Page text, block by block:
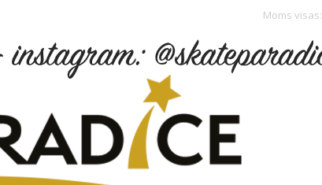
Moms visas: